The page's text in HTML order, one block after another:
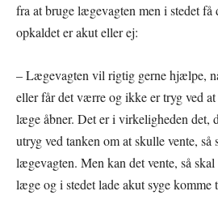
fra at bruge lægevagten men i stedet få
opkaldet er akut eller ej:
– Lægevagten vil rigtig gerne hjælpe,
eller får det værre og ikke er tryg ved
læge åbner. Det er i virkeligheden det,
utryg ved tanken om at skulle vente, så
lægevagten. Men kan det vente, så
læge og i stedet lade akut syge